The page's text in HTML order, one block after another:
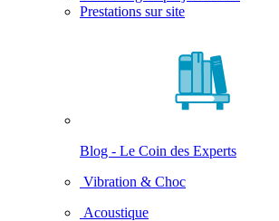
Prestations sur site
Blog - Le Coin des Experts
Vibration & Choc
Acoustique